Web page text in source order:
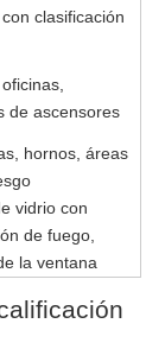
clasificación
de ascensores
hornos, áreas
vidrio con
de fuego,
la ventana